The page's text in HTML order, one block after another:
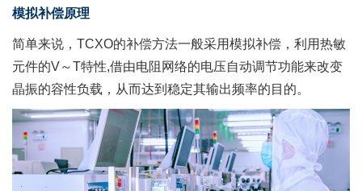
模拟补偿原理
简单来说，TCXO的补偿方法一般采用模拟补偿，利用热敏
元件的V～T特性,借由电阻网络的电压自动调节功能来改变
晶振的容性负载，从而达到稳定其输出频率的目的。